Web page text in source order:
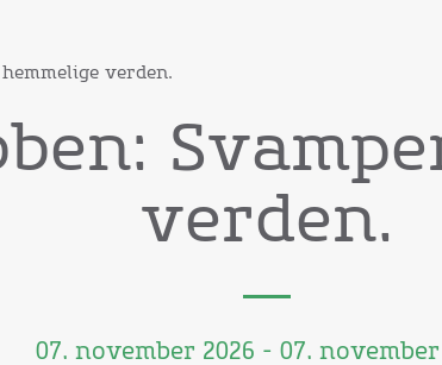
verden.
verden.
07. november 2026 - 07. november